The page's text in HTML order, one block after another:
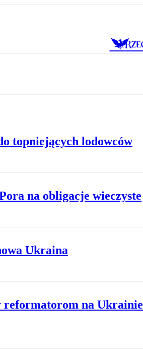
topniejących lodowców
na obligacje wieczyste
Ukraina
reformatorom na Ukrainie